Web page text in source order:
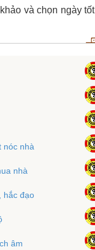
và chọn ngày tốt
nóc nhà
nhà
hắc đạo
âm